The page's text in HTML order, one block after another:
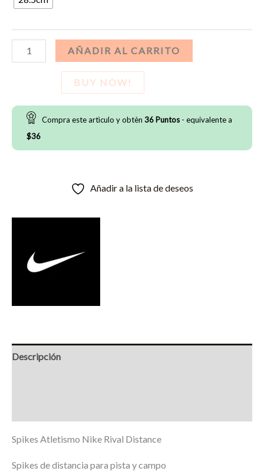
Spikes
Atletismo
Multi
AÑADIR AL CARRITO
BUY NOW!
Compra este artìculo y obtèn 36 Puntos - equivalente a
$36
Añadir a la lista de deseos
Descripción
Spikes Atletismo Nike Rival Distance
Spikes de distancia para pista y campo